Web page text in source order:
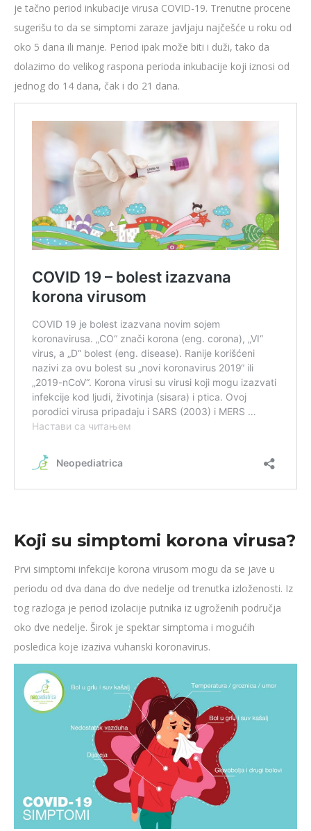
je tačno period inkubacije virusa COVID-19. Trenutne procene
sugerišu to da se simptomi zaraze javljaju najčešće u roku od
oko 5 dana ili manje. Period ipak može biti i duži, tako da
dolazimo do velikog raspona perioda inkubacije koji iznosi od
jednog do 14 dana, čak i do 21 dana.
Koji su simptomi korona virusa?
Prvi simptomi infekcije korona virusom mogu da se jave u
periodu od dva dana do dve nedelje od trenutka izloženosti. Iz
tog razloga je period izolacije putnika iz ugroženih područja
oko dve nedelje. Širok je spektar simptoma i mogućih
posledica koje izaziva vuhanski koronavirus.